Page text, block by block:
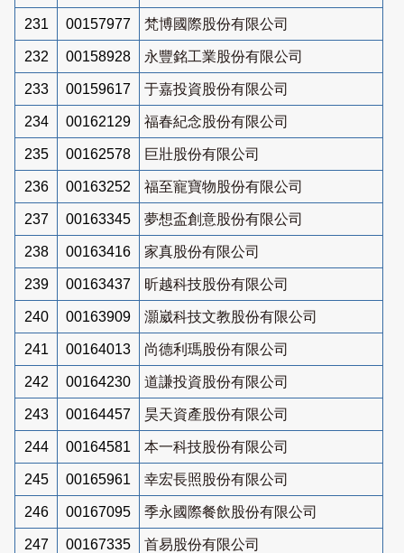
231 00157977 梵博國際股份有限公司
232 00158928 永豐銘工業股份有限公司
233 00159617 于嘉投資股份有限公司
234 00162129 福春紀念股份有限公司
235 00162578 巨壯股份有限公司
236 00163252 福至寵寶物股份有限公司
237 00163345 夢想盃創意股份有限公司
238 00163416 家真股份有限公司
239 00163437 昕越科技股份有限公司
240 00163909 灝崴科技文教股份有限公司
241 00164013 尚德利瑪股份有限公司
242 00164230 道謙投資股份有限公司
243 00164457 昊天資產股份有限公司
244 00164581 本一科技股份有限公司
245 00165961 幸宏長照股份有限公司
246 00167095 季永國際餐飲股份有限公司
247 00167335 首易股份有限公司